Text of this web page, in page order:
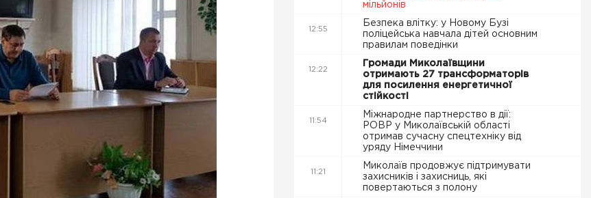
мільйонів
12:55
Безпека влітку: у Новому Бузі
поліцейська навчала дітей основним
правилам поведінки
12:22
Громади Миколаївщини
отримають 27 трансформаторів
для посилення енергетичної
стійкості
11:54
Міжнародне партнерство в дії:
РОВР у Миколаївській області
отримав сучасну спецтехніку від
уряду Німеччини
11:21
Миколаїв продовжує підтримувати
захисників і захисниць, які
повертаються з полону